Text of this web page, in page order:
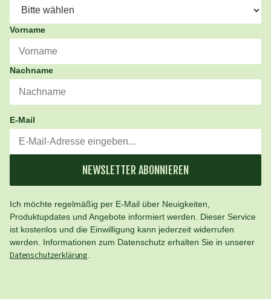
Vorname
Nachname
E-Mail
NEWSLETTER ABONNIEREN
Ich möchte regelmäßig per E-Mail über Neuigkeiten,
Produktupdates und Angebote informiert werden. Dieser Service
ist kostenlos und die Einwilligung kann jederzeit widerrufen
werden. Informationen zum Datenschutz erhalten Sie in unserer
Datenschutzerklärung